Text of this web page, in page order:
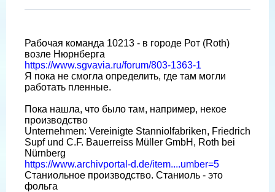
Рабочая команда 10213 - в городе Рот (Roth)
возле Нюрнберга
https://www.sgvavia.ru/forum/803-1363-1
Я пока не смогла определить, где там могли
работать пленные.
Пока нашла, что было там, например, некое
производство
Unternehmen: Vereinigte Stanniolfabriken, Friedrich
Supf und C.F. Bauerreiss Müller GmbH, Roth bei
Nürnberg
https://www.archivportal-d.de/item....umber=5
Станиольное производство. Станиоль - это
фольга